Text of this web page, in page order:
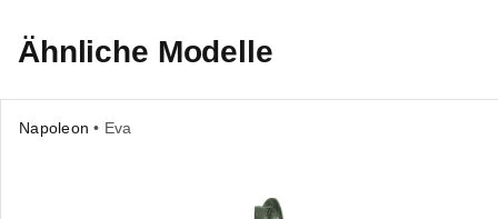
Ähnliche Modelle
Napoleon • Eva